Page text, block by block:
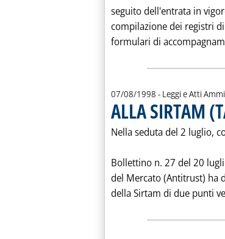
seguito dell'entrata in
compilazione dei registri
formulari di
07/08/1998 - Leggi e Atti
ALLA SIRTAM
Nella seduta del 2 luglio,
Bollettino n. 27 del 20
del Mercato (Antitrust) ha
della Sirtam di due punti